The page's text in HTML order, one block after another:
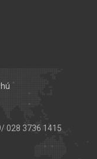
028 3736 1415